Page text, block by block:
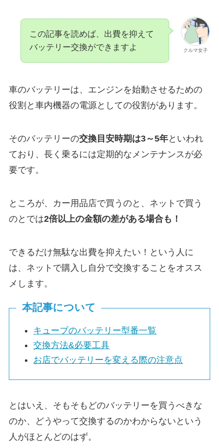
クルマ女子
この記事を読めば、出費を抑えて
バッテリー交換ができますよ
車のバッテリーは、エンジンを始動させるための
役割と車内機器の電源としての役割があります。
そのバッテリーの交換目安時期は3～5年といわれ
ており、長く乗るには定期的なメンテナンスが必
要です。
ところが、カー用品店で買うのと、ネットで買う
のとでは2倍以上の金額の差がある場合も！
できるだけ無駄な出費を抑えたい！という人に
は、ネットで購入し自分で交換することをオスス
メします。
本記事について
キューブのバッテリー型番一覧
交換方法&必要工具
お店でバッテリーを変える際の注意点
とはいえ、そもそもどのバッテリーを買うべきな
のか、どうやって交換するのかわからないという
人がほとんどのはず。